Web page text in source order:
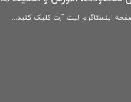
اینستاگرام لیت آرت کلیک کنید...